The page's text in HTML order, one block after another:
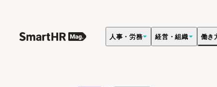
人事・労務 経営・組織 働き